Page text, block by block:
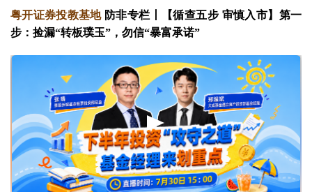
粤开证券投教基地 防非专栏丨【循查五步 审慎入市】第一
步：捡漏“转板璞玉”，勿信“暴富承诺”